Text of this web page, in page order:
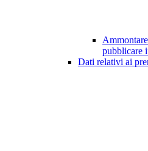
pubblicare
Dati relativi ai